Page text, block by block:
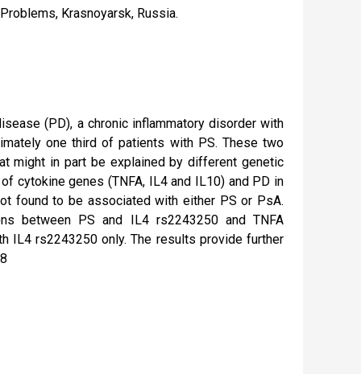
Krasnoyarsk, Russia.
(PD), a chronic inflammatory disorder with
one third of patients with PS. These two
might in part be explained by different genetic
cytokine genes (TNFA, IL4 and IL10) and PD in
found to be associated with either PS or PsA.
between PS and IL4 rs2243250 and TNFA
IL4 rs2243250 only. The results provide further